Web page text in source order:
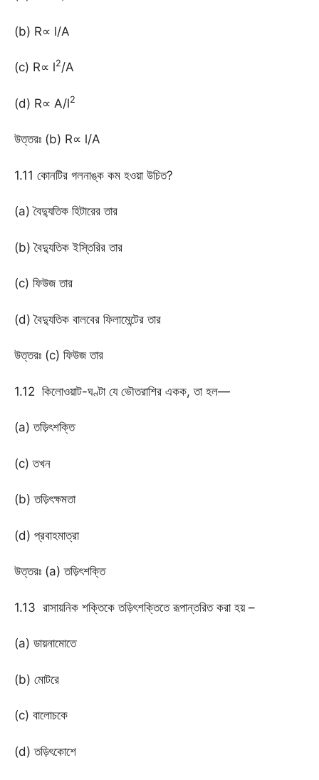
(b) R∝ l/A
(c) R∝ l2/A
(d) R∝ A/l2
উত্তরঃ (b) R∝ l/A
1.11 কোনটির গলনাঙ্ক কম হওয়া উচিত?
(a) বৈদ্যুতিক হিটারের তার
(b) বৈদ্যুতিক ইস্তিরির তার
(c) ফিউজ তার
(d) বৈদ্যুতিক বালবের ফিলামেন্টের তার
উত্তরঃ (c) ফিউজ তার
1.12 কিলোওয়াট-ঘণ্টা যে ভৌতরাশির একক, তা হল—
(a) তড়িৎশক্তি
(c) তখন
(b) তড়িৎক্ষমতা
(d) প্রবাহমাত্রা
উত্তরঃ (a) তড়িৎশক্তি
1.13 রাসায়নিক শক্তিকে তড়িৎশক্তিতে রূপান্তরিত করা হয় –
(a) ডায়নামোতে
(b) মোটরে
(c) বালোচকে
(d) তড়িৎকোশে